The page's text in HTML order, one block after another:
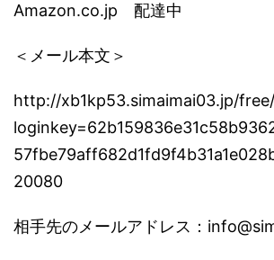
Amazon.co.jp 配達中
＜メール本文＞
http://xb1kp53.simaimai03.jp/
20080
相手先のメールアドレス：